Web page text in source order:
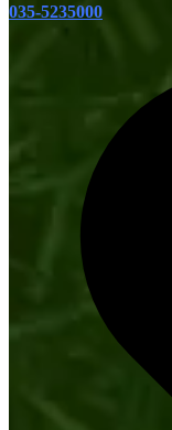
035-5235000